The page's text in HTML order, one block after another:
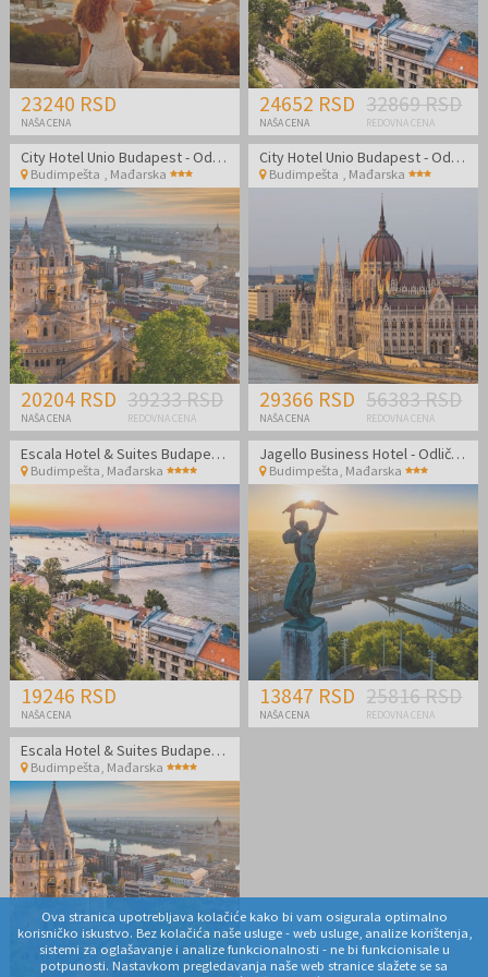
23240 RSD
NAŠA CENA
24652 RSD
NAŠA CENA
32869 RSD
REDOVNA CENA
City Hotel Unio Budapest - Odmor u srcu Budimpešte
Budimpešta , Mađarska
20204 RSD
NAŠA CENA
39233 RSD
REDOVNA CENA
City Hotel Unio Budapest - Odmor u srcu Budimpešte
Budimpešta , Mađarska
29366 RSD
NAŠA CENA
56383 RSD
REDOVNA CENA
Escala Hotel & Suites Budapest - Odmor u Budimpešti
Budimpešta, Mađarska
19246 RSD
NAŠA CENA
Jagello Business Hotel - Odlična lokacija u blizini World Trade Centra
Budimpešta, Mađarska
13847 RSD
NAŠA CENA
25816 RSD
REDOVNA CENA
Escala Hotel & Suites Budapest - Odmor u Budimpešti
Budimpešta Mađarska
Ova stranica upotrebljava kolačiće kako bi vam osigurala optimalno
korisničko iskustvo. Bez kolačića naše usluge - web usluge, analize korištenja,
sistemi za oglašavanje i analize funkcionalnosti - ne bi funkcionisale u
potpunosti. Nastavkom pregledavanja naše web stranice slažete se sa